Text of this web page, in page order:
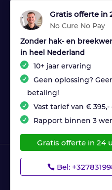
Gratis offerte in
No Cure No Pay
Zonder hak- en
in heel Nederland
10+ jaar ervaring
Geen oplossing?
betaling!
Vast tarief van € 395,-
Rapport binnen 3
Gratis offerte in 24
Bel:
© Copyright Ultrices
maken